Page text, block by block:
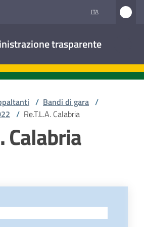
ITA
trasparente
/ Bandi di gara /
/ Re.T.L.A. Calabria
Calabria